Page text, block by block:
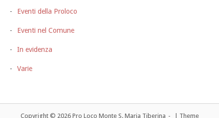
Eventi della Proloco
Eventi nel Comune
In evidenza
Varie
Copyright © 2026 Pro Loco Monte S. Maria Tiberina Theme